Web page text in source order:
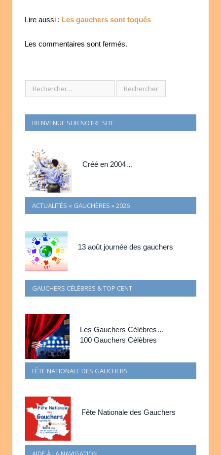
Lire aussi : Les gauchers sont toqués
Les commentaires sont fermés.
BIENVENUE SUR NOTRE SITE
Créé en 2004…
ACTUALITÉS « GAUCHÈRES » 2026
13 août journée des gauchers
GAUCHERS CÉLÈBRES & TOP CENT
Les Gauchers Célèbres…
100 Gauchers Célèbres
FÊTE NATIONALE DES GAUCHERS
Fête Nationale des Gauchers